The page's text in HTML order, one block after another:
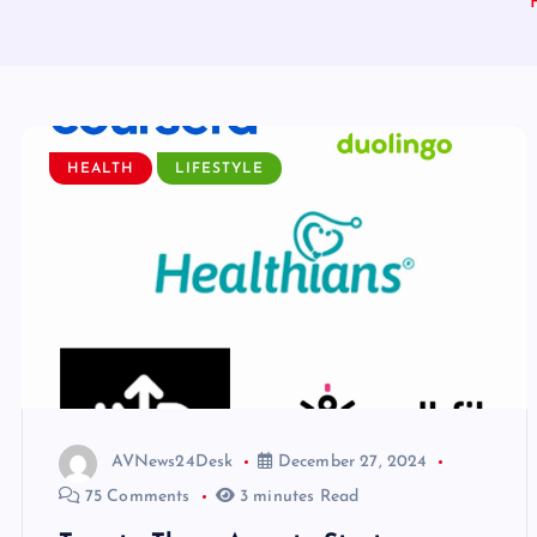
HEALTH LIFESTYLE
AVNews24Desk
December 27, 2024
75 Comments
3 minutes Read